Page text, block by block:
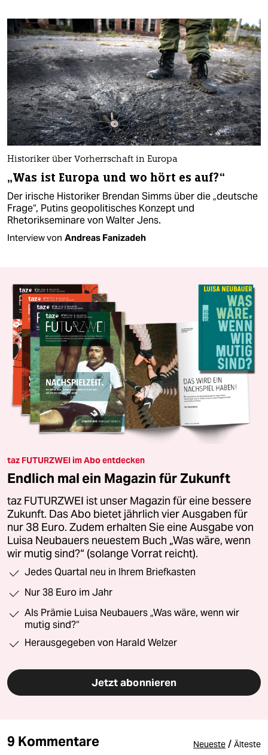
Historiker über Vorherrschaft in Europa
„Was ist Europa und wo hört es auf?“
Der irische Historiker Brendan Simms über die „deutsche
Frage“, Putins geopolitisches Konzept und
Rhetorikseminare von Walter Jens.
Interview von Andreas Fanizadeh
taz FUTURZWEI im Abo entdecken
Endlich mal ein Magazin für Zukunft
taz FUTURZWEI ist unser Magazin für eine bessere
Zukunft. Das Abo bietet jährlich vier Ausgaben für
nur 38 Euro. Zudem erhalten Sie eine Ausgabe von
Luisa Neubauers neuestem Buch „Was wäre, wenn
wir mutig sind?“ (solange Vorrat reicht).
Jedes Quartal neu in Ihrem Briefkasten
Nur 38 Euro im Jahr
Als Prämie Luisa Neubauers „Was wäre, wenn wir
mutig sind?“
Herausgegeben von Harald Welzer
Jetzt abonnieren
9 Kommentare Neueste / Älteste